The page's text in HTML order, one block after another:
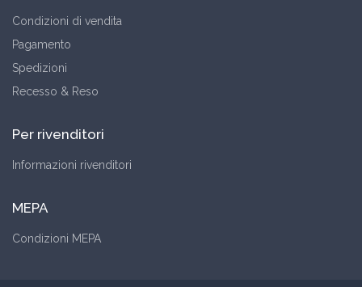
Condizioni di vendita
Pagamento
Spedizioni
Recesso & Reso
Per rivenditori
Informazioni rivenditori
MEPA
Condizioni MEPA